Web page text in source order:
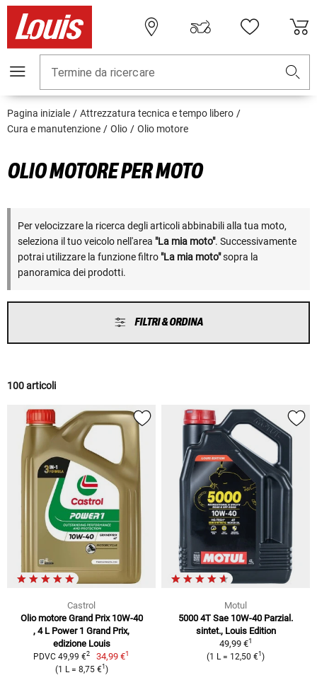
Termine da ricercare
Pagina iniziale
Attrezzatura tecnica e tempo libero
Cura e manutenzione
Olio Olio motore
OLIO MOTORE PER MOTO
Per velocizzare la ricerca degli articoli abbinabili alla tua moto,
seleziona il tuo veicolo nell'area "La mia moto". Successivamente
potrai utilizzare la funzione filtro "La mia moto"sopra la
panoramica dei prodotti.
FILTRI & ORDINA
100 articoli
Castrol
Olio motore Grand Prix 10W-40
, 4 L Power 1 Grand Prix,
edizione Louis
PDVC 49,99 €2 34,99 €1
(1 L = 8,75 €1 )
Motul
5000 4T Sae 10W-40 Parzial.
sintet., Louis Edition
49,99 €1
(1 L = 12,50 €1 )